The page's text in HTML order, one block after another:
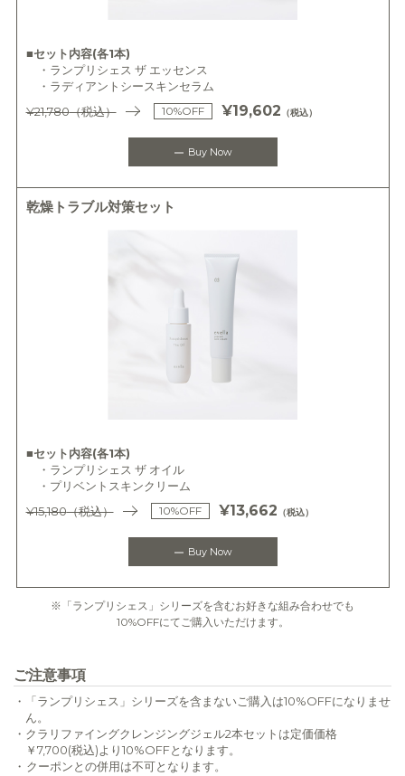
■セット内容(各1本)
・ランプリシェス ザ エッセンス
・ラディアントシースキンセラム
¥21,780（税込） 10%OFF ¥19,602 （税込）
Buy Now
乾燥トラブル対策セット
■セット内容(各1本)
・ランプリシェス ザ オイル
・プリベントスキンクリーム
¥15,180（税込） 10%OFF ¥13,662 （税込）
Buy Now
※「ランプリシェス」シリーズを含むお好きな組み合わせでも
10%OFFにてご購入いただけます。
ご注意事項
・
「ランプリシェス」シリーズを含まないご購入は10%OFFになりませ
ん。
・ クラリファイングクレンジングジェル2本セットは定価価格
￥7,700(税込)より10%OFFとなります。
・ クーポンとの併用は不可となります。